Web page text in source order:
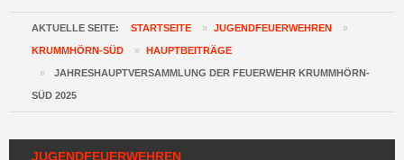
AKTUELLE SEITE: STARTSEITE » JUGENDFEUERWEHREN »
KRUMMHÖRN-SÜD » HAUPTBEITRÄGE
» JAHRESHAUPTVERSAMMLUNG DER FEUERWEHR KRUMMHÖRN-
SÜD 2025
JUGENDFEUERWEHREN